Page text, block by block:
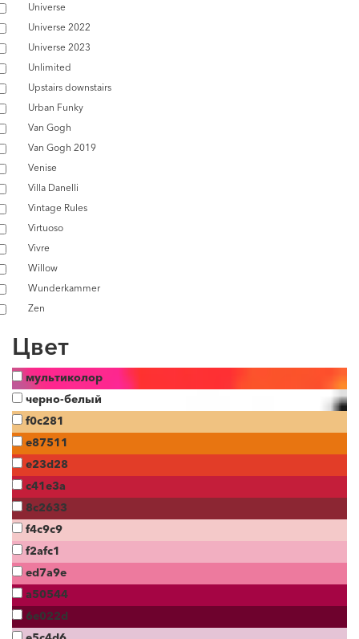
Universe
Universe 2022
Universe 2023
Unlimited
Upstairs downstairs
Urban Funky
Van Gogh
Van Gogh 2019
Venise
Villa Danelli
Vintage Rules
Virtuoso
Vivre
Willow
Wunderkammer
Zen
Цвет
мультиколор
черно-белый
f0c281
e87511
e23d28
c41e3a
8c2633
f4c9c9
f2afc1
ed7a9e
a50544
6e022d